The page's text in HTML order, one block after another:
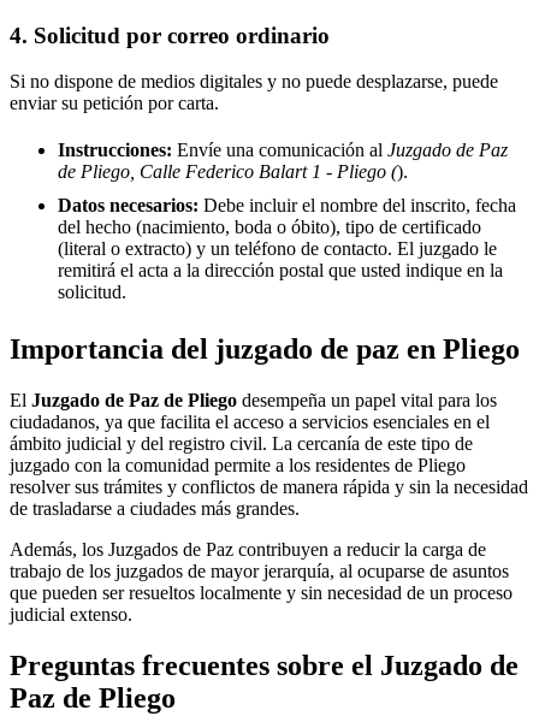
4. Solicitud por correo ordinario
Si no dispone de medios digitales y no puede desplazarse, puede
enviar su petición por carta.
Instrucciones: Envíe una comunicación al Juzgado de Paz
de Pliego, Calle Federico Balart 1 - Pliego ().
Datos necesarios: Debe incluir el nombre del inscrito, fecha
del hecho (nacimiento, boda o óbito), tipo de certificado
(literal o extracto) y un teléfono de contacto. El juzgado le
remitirá el acta a la dirección postal que usted indique en la
solicitud.
Importancia del juzgado de paz en Pliego
El Juzgado de Paz de Pliego desempeña un papel vital para los
ciudadanos, ya que facilita el acceso a servicios esenciales en el
ámbito judicial y del registro civil. La cercanía de este tipo de
juzgado con la comunidad permite a los residentes de Pliego
resolver sus trámites y conflictos de manera rápida y sin la necesidad
de trasladarse a ciudades más grandes.
Además, los Juzgados de Paz contribuyen a reducir la carga de
trabajo de los juzgados de mayor jerarquía, al ocuparse de asuntos
que pueden ser resueltos localmente y sin necesidad de un proceso
judicial extenso.
Preguntas frecuentes sobre el Juzgado de
Paz de Pliego